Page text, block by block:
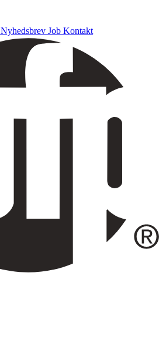
Nyhedsbrev Job Kontakt